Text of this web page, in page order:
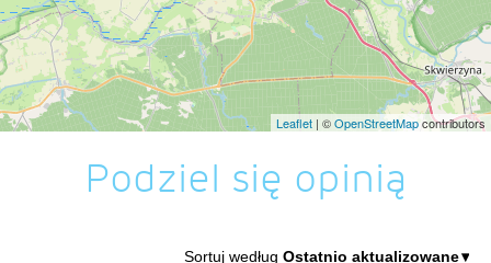
Leaflet | ©OpenStreetMapcontributors
Podziel się opinią